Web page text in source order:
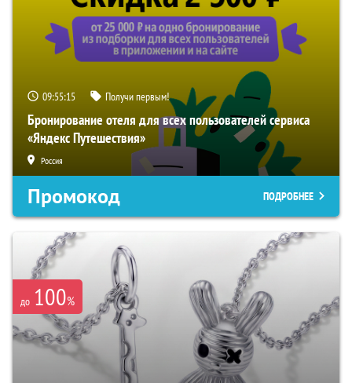
09:55:14 Получи первым!
Бронирование отеля для всех пользователей сервиса
«Яндекс Путешествия»
Россия
Промокод ПОДРОБНЕЕ
до 100%